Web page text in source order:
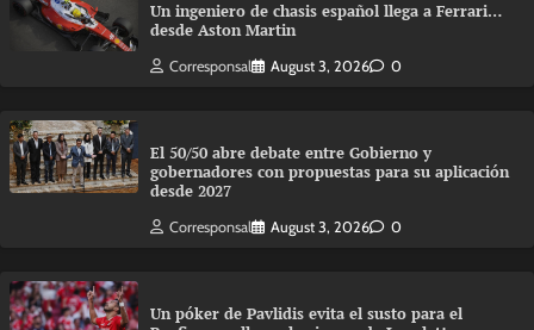
Un ingeniero de chasis español llega a Ferrari…
desde Aston Martin
Corresponsal August 3, 2026 0
El 50/50 abre debate entre Gobierno y
gobernadores con propuestas para su aplicación
desde 2027
Corresponsal August 3, 2026 0
Un póker de Pavlidis evita el susto para el